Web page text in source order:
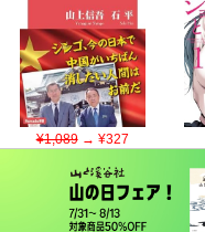
¥1,089→ ¥327